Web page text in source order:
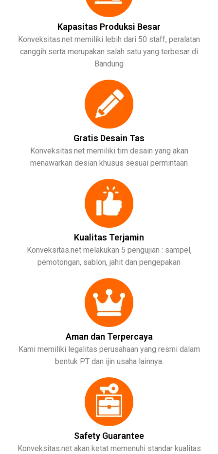
Kapasitas Produksi Besar
Konveksitas.net memiliki lebih dari 50 staff, peralatan
canggih serta merupakan salah satu yang terbesar di
Bandung
Gratis Desain Tas
Konveksitas.net memiliki tim desain yang akan
menawarkan desian khusus sesuai permintaan
Kualitas Terjamin
Konveksitas.net melakukan 5 pengujian : sampel,
pemotongan, sablon, jahit dan pengepakan
Aman dan Terpercaya
Kami memiliki legalitas perusahaan yang resmi dalam
bentuk PT dan ijin usaha lainnya.
Safety Guarantee
Konveksitas.net akan ketat memenuhi standar kualitas